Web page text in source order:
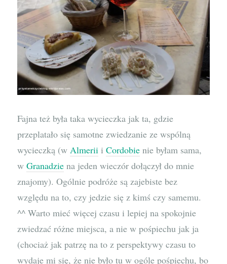
Fajna też była taka wycieczka jak ta, gdzie
przeplatało się samotne zwiedzanie ze wspólną
wycieczką (wAlmerii iCordobie nie byłam sama,
wGranadzie na jeden wieczór dołączył do mnie
znajomy). Ogólnie podróże są zajebiste bez
względu na to, czy jedzie się z kimś czy samemu.
^^ Warto mieć więcej czasu i lepiej na spokojnie
zwiedzać różne miejsca, a nie w pośpiechu jak ja
(chociaż jak patrzę na to z perspektywy czasu to
wydaje mi się, że nie było tu w ogóle pośpiechu, bo